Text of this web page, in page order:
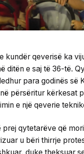
kundër qeverisë ka
ditën e saj të 36-të.
para godinës së
përsëritur kërkesat
e një qeverie
prej qytetarëve që
u bëri thirrje
duke theksuar